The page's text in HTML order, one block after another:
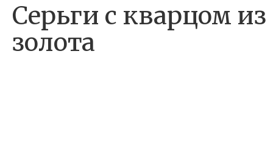
Серьги с кварцом из
золота